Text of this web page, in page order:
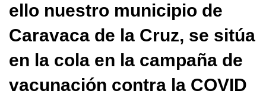
ello nuestro municipio de
Caravaca de la Cruz, se sitúa
en la cola en la campaña de
vacunación contra la COVID